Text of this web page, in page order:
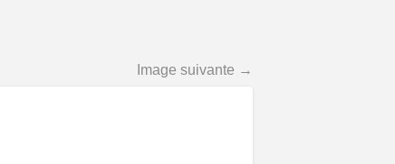
Image suivante →